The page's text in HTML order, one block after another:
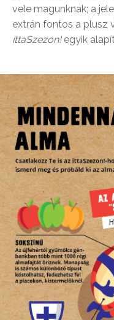
vele magunknak; a
extrán fontos a plusz
ittaSzezon!egyik